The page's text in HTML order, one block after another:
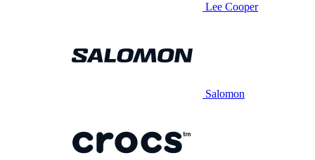
Lee Cooper
Salomon